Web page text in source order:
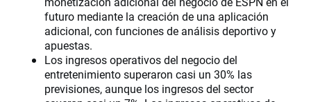
futuro mediante la creación de una aplicación
adicional, con funciones de análisis deportivo y
apuestas.
Los ingresos operativos del negocio del
entretenimiento superaron casi un 30% las
previsiones, aunque los ingresos del sector